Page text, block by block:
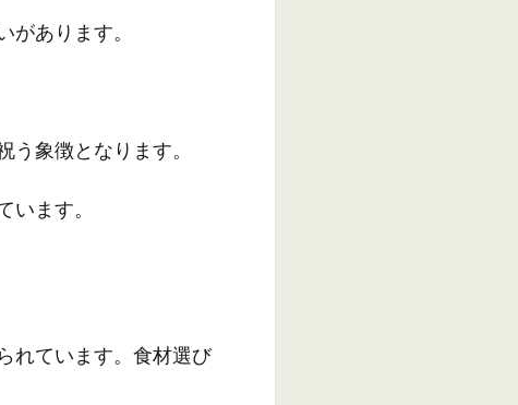
あります。
象徴となります。
ます。
れています。食材選び